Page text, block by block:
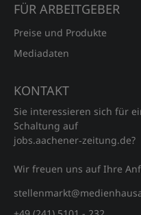
FÜR ARBEITGEBER
Preise und Produkte
Mediadaten
KONTAKT
Sie interessieren sich für
Schaltung auf
jobs.aachener‑zeitung.de?
Wir freuen uns auf Ihre